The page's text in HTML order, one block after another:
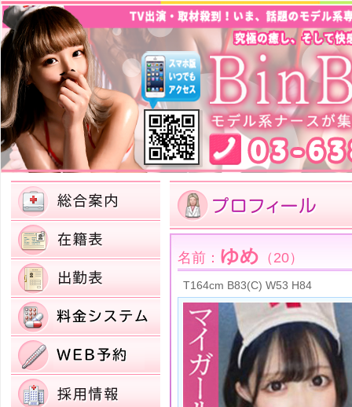
名前： ゆめ （20）
T164cm B83(C) W53 H84